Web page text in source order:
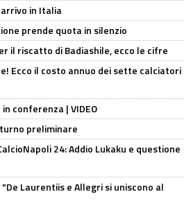
in Italia
prende quota in silenzio
il riscatto di Badiashile, ecco le cifre
Ecco il costo annuo dei sette calciatori
conferenza | VIDEO
preliminare
24: Addio Lukaku e questione
Laurentiis e Allegri si uniscono al